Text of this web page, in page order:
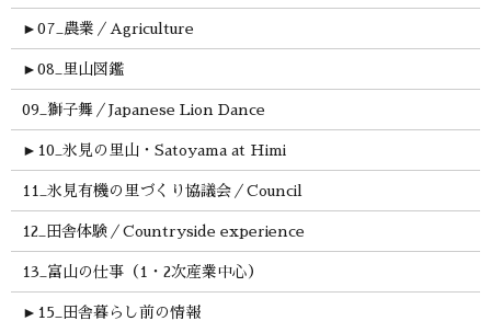
► 07_農業／Agriculture
► 08_里山図鑑
09_獅子舞／Japanese Lion Dance
► 10_氷見の里山・Satoyama at Himi
11_氷見有機の里づくり協議会／Council
12_田舎体験／Countryside experience
13_富山の仕事（1・2次産業中心）
► 15_田舎暮らし前の情報